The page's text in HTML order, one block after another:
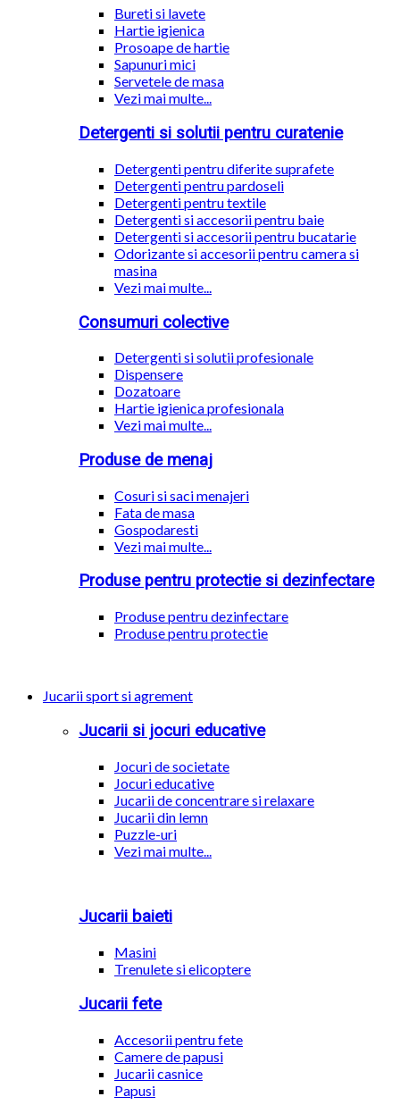
Bureti si lavete
Hartie igienica
Prosoape de hartie
Sapunuri mici
Servetele de masa
Vezi mai multe...
Detergenti si solutii pentru curatenie
Detergenti pentru diferite suprafete
Detergenti pentru pardoseli
Detergenti pentru textile
Detergenti si accesorii pentru baie
Detergenti si accesorii pentru bucatarie
Odorizante si accesorii pentru camera si
masina
Vezi mai multe...
Consumuri colective
Detergenti si solutii profesionale
Dispensere
Dozatoare
Hartie igienica profesionala
Vezi mai multe...
Produse de menaj
Cosuri si saci menajeri
Fata de masa
Gospodaresti
Vezi mai multe...
Produse pentru protectie si dezinfectare
Produse pentru dezinfectare
Produse pentru protectie
Jucarii sport si agrement
Jucarii si jocuri educative
Jocuri de societate
Jocuri educative
Jucarii de concentrare si relaxare
Jucarii din lemn
Puzzle-uri
Vezi mai multe...
Jucarii baieti
Masini
Trenulete si elicoptere
Jucarii fete
Accesorii pentru fete
Camere de papusi
Jucarii casnice
Papusi